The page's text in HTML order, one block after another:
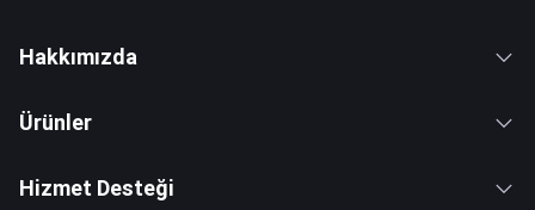
Hakkımızda
Ürünler
Hizmet Desteği